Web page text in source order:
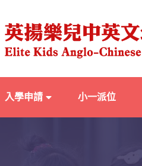
入學申請 小一派位